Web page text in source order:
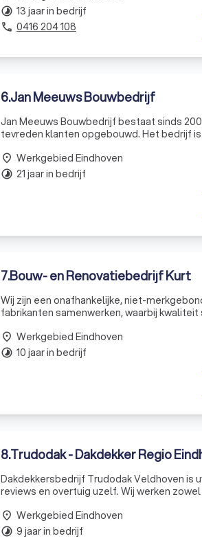
timelapse 13 jaar in bedrijf
phone 0416 204 108
6.Jan Meeuws Bouwbedrijf
Jan Meeuws Bouwbedrijf bestaat sinds
tevreden klanten opgebouwd. Het bedrijf
allemaal bete
place Werkgebied Eindhoven
timelapse 21 jaar in bedrijf
7.Bouw- en Renovatiebedrijf Kurt
Wij zijn een onafhankelijke, niet-
fabrikanten samenwerken, waarbij
place Werkgebied Eindhoven
timelapse 10 jaar in bedrijf
8.Trudodak - Dakdekker Regio
Dakdekkersbedrijf Trudodak Veldhoven is
reviews en overtuig uzelf. Wij werken
daken)
place Werkgebied Eindhoven
timelapse 9 jaar in bedrijf